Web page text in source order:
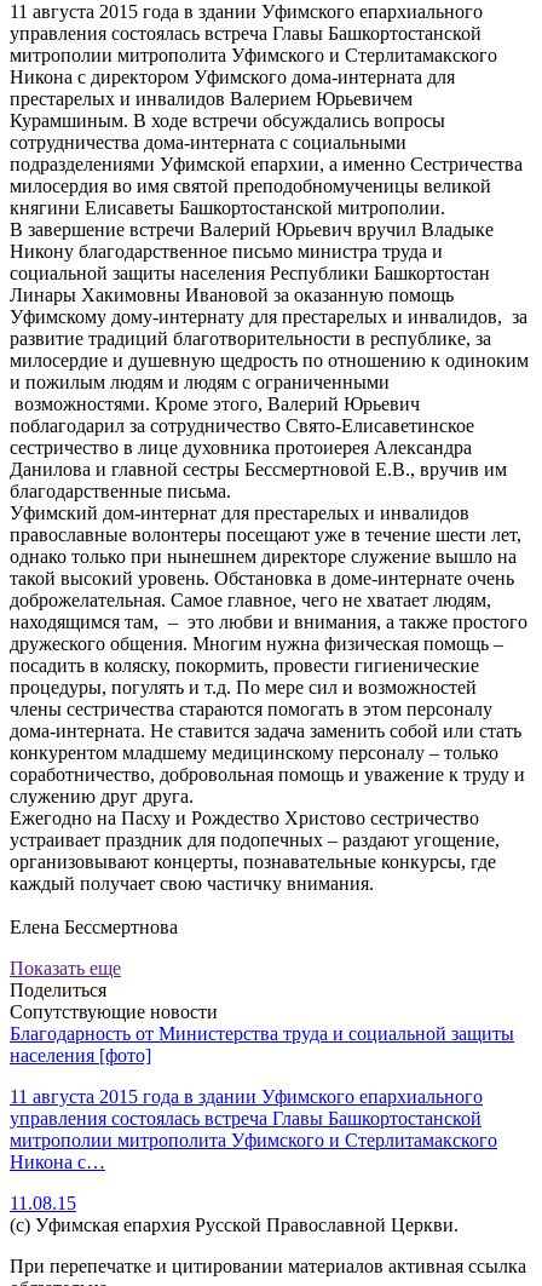
11 августа 2015 года в здании Уфимского епархиального
управления состоялась встреча Главы Башкортостанской
митрополии митрополита Уфимского и Стерлитамакского
Никона с директором Уфимского дома-интерната для
престарелых и инвалидов Валерием Юрьевичем
Курамшиным. В ходе встречи обсуждались вопросы
сотрудничества дома-интерната с социальными
подразделениями Уфимской епархии, а именно Сестричества
милосердия во имя святой преподобномученицы великой
княгини Елисаветы Башкортостанской митрополии.
В завершение встречи Валерий Юрьевич вручил Владыке
Никону благодарственное письмо министра труда и
социальной защиты населения Республики Башкортостан
Линары Хакимовны Ивановой за оказанную помощь
Уфимскому дому-интернату для престарелых и инвалидов, за
развитие традиций благотворительности в республике, за
милосердие и душевную щедрость по отношению к одиноким
и пожилым людям и людям с ограниченными
возможностями. Кроме этого, Валерий Юрьевич
поблагодарил за сотрудничество Свято-Елисаветинское
сестричество в лице духовника протоиерея Александра
Данилова и главной сестры Бессмертновой Е.В., вручив им
благодарственные письма.
Уфимский дом-интернат для престарелых и инвалидов
православные волонтеры посещают уже в течение шести лет,
однако только при нынешнем директоре служение вышло на
такой высокий уровень. Обстановка в доме-интернате очень
доброжелательная. Самое главное, чего не хватает людям,
находящимся там, – это любви и внимания, а также простого
дружеского общения. Многим нужна физическая помощь –
посадить в коляску, покормить, провести гигиенические
процедуры, погулять и т.д. По мере сил и возможностей
члены сестричества стараются помогать в этом персоналу
дома-интерната. Не ставится задача заменить собой или стать
конкурентом младшему медицинскому персоналу – только
соработничество, добровольная помощь и уважение к труду и
служению друг друга.
Ежегодно на Пасху и Рождество Христово сестричество
устраивает праздник для подопечных – раздают угощение,
организовывают концерты, познавательные конкурсы, где
каждый получает свою частичку внимания.
Елена Бессмертнова
Показать еще
Поделиться
Сопутствующие новости
Благодарность от Министерства труда и социальной защиты
населения [фото]
11 августа 2015 года в здании Уфимского епархиального
управления состоялась встреча Главы Башкортостанской
митрополии митрополита Уфимского и Стерлитамакского
Никона с…
11.08.15
(с) Уфимская епархия Русской Православной Церкви.
При перепечатке и цитировании материалов активная ссылка